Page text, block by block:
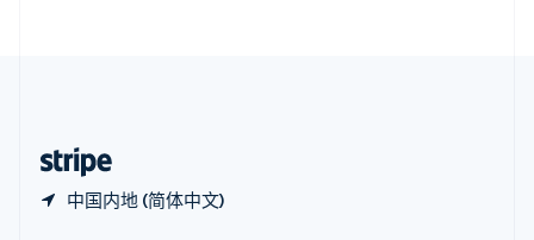
中国内地 (简体中文)